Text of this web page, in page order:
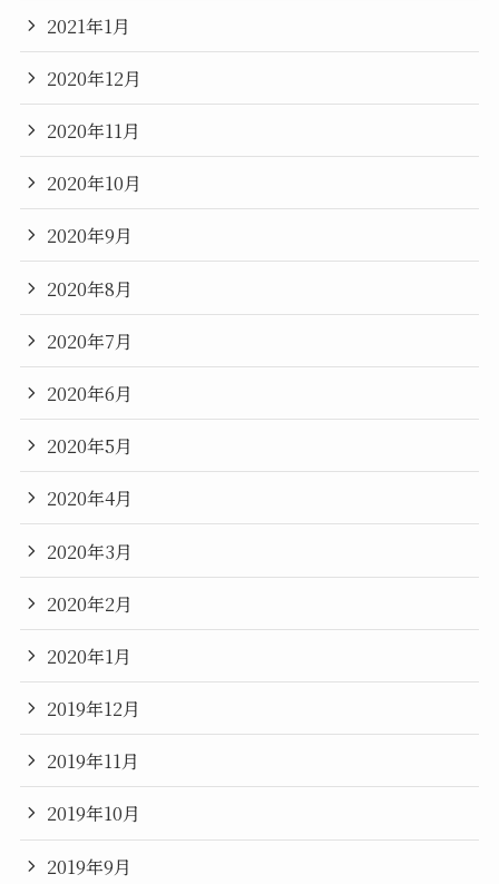
2021年1月
2020年12月
2020年11月
2020年10月
2020年9月
2020年8月
2020年7月
2020年6月
2020年5月
2020年4月
2020年3月
2020年2月
2020年1月
2019年12月
2019年11月
2019年10月
2019年9月